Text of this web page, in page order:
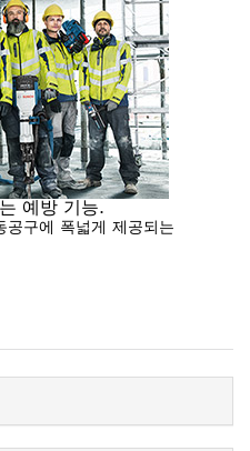
예방 기능.
구에 폭넓게 제공되는